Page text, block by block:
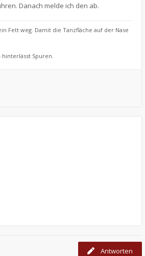
Danach melde ich den ab.
Fett weg. Damit die Tanzfläche auf der Nase
Spuren.
Antworten